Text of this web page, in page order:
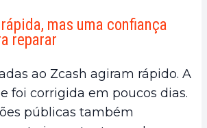
mas uma confiança
reparar
ao Zcash agiram rápido. A
foi corrigida em poucos dias.
públicas também